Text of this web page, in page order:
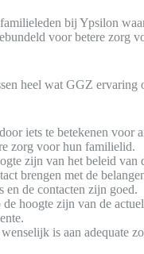
bij Ypsilon
voor betere zorg
heel wat GGZ ervaring
iets te betekenen voor
zorg voor hun familielid.
zijn van het beleid
brengen met de
en de contacten zijn goed.
hoogte zijn van de
is aan adequate